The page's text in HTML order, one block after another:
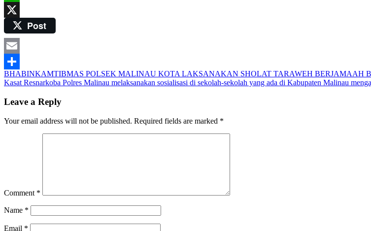
WhatsApp
Post
Email
Share
Post
navigation
BHABINKAMTIBMAS POLSEK MALINAU KOTA LAKSANAKAN SHOLAT TARAWEH BERJAMAAH
Kasat Resnarkoba Polres Malinau melaksanakan sosialisasi di sekolah-sekolah yang ada di Kabupaten Malinau
Leave a Reply
Your email address will not be published. Required fields are marked *
Comment *
Name *
Email *